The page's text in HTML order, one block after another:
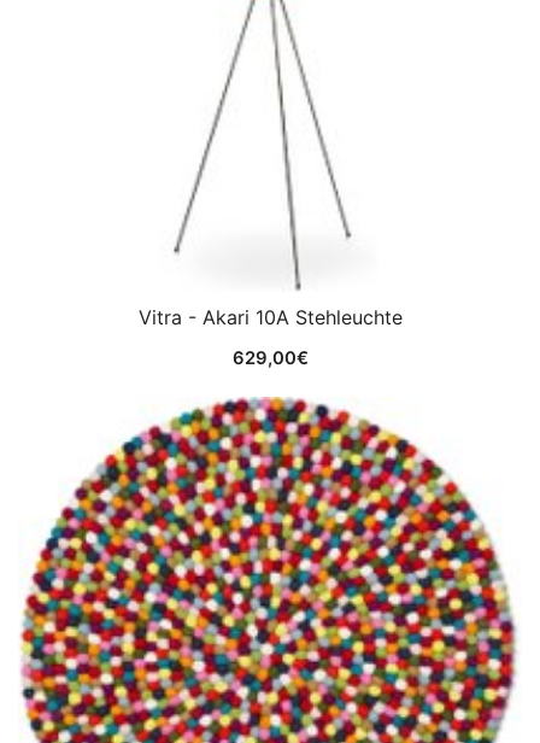
Vitra - Akari 10A Stehleuchte
629,00€